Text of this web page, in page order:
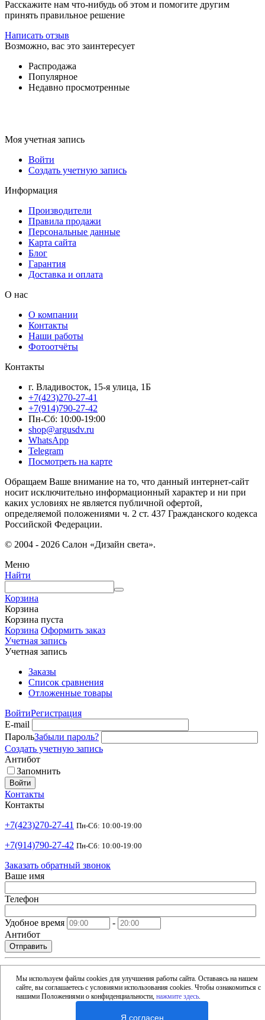
Расскажите нам что-нибудь об этом и помогите другим
принять правильное решение
Написать отзыв
Возможно, вас это заинтересует
Распродажа
Популярное
Недавно просмотренные
Моя учетная запись
Войти
Создать учетную запись
Информация
Производители
Правила продажи
Персональные данные
Карта сайта
Блог
Гарантия
Доставка и оплата
О нас
О компании
Контакты
Наши работы
Фотоотчёты
Контакты
г. Владивосток, 15-я улица, 1Б
+7(423)270-27-41
+7(914)790-27-42
Пн-Сб: 10:00-19:00
shop@argusdv.ru
WhatsApp
Telegram
Посмотреть на карте
Обращаем Ваше внимание на то, что данный интернет-сайт
носит исключительно информационный характер и ни при
каких условиях не является публичной офертой,
определяемой положениями ч. 2 ст. 437 Гражданского кодекса
Российской Федерации.
Мы используем файлы cookies для улучшения работы сайта. Оставаясь на нашем
сайте, вы соглашаетесь с условиями использования cookies. Чтобы ознакомиться с
нашими Положениями о конфиденциальности,нажмите здесь.
Я согласен
© 2004 - 2026 Салон «Дизайн света».
Меню
Найти
Корзина
Корзина
Корзина пуста
Корзина Оформить заказ
Учетная запись
Учетная запись
Заказы
Список сравнения
Отложенные товары
ВойтиРегистрация
E-mail
ПарольЗабыли пароль?
Создать учетную запись
Антибот
Запомнить
Войти
Контакты
Контакты
+7(423)270-27-41 Пн-Сб: 10:00-19:00
+7(914)790-27-42 Пн-Сб: 10:00-19:00
Заказать обратный звонок
Ваше имя
Телефон
Удобное время
-
Антибот
Отправить
Email
Адрес
Россия, Владивосток, 15-я улица, 1Б